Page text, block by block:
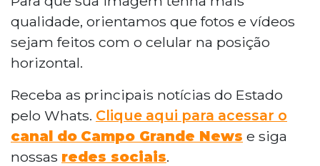
qualidade, orientamos que fotos e vídeos
sejam feitos com o celular na posição
horizontal.
Receba as principais notícias do Estado
pelo Whats. Clique aqui para acessar o
canal do Campo Grande News e siga
nossas redes sociais.